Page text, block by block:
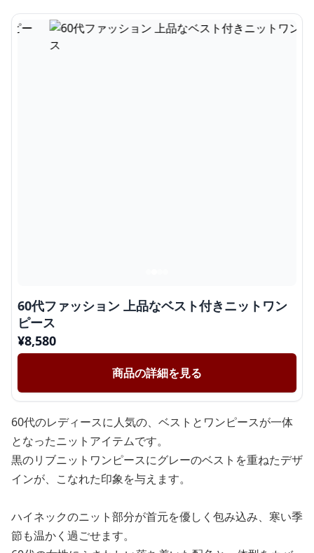
60代ファッション 上品なベスト付きニットワン
ピース
¥8,580
商品の詳細を見る
60代のレディースに人気の、ベストとワンピースが一体
となったニットアイテムです。
黒のリブニットワンピースにグレーのベストを重ねたデザ
インが、こなれた印象を与えます。
ハイネックのニット部分が首元を優しく包み込み、寒い季
節も温かく過ごせます。